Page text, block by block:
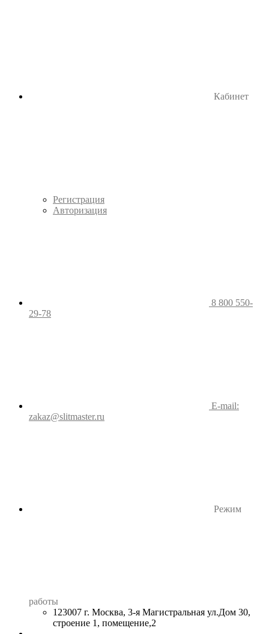
Кабинет
Регистрация
Авторизация
8 800 550-
29-78
E-mail:
zakaz@slitmaster.ru
Режим
работы
123007 г. Москва, 3-я Магистральная ул.Дом 30,
строение 1, помещение,2